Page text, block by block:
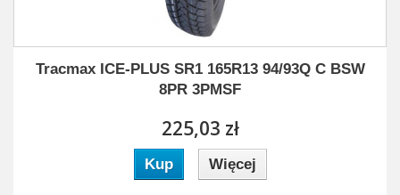
Tracmax ICE-PLUS SR1 165R13 94/93Q C BSW
8PR 3PMSF
225,03 zł
Kup Więcej